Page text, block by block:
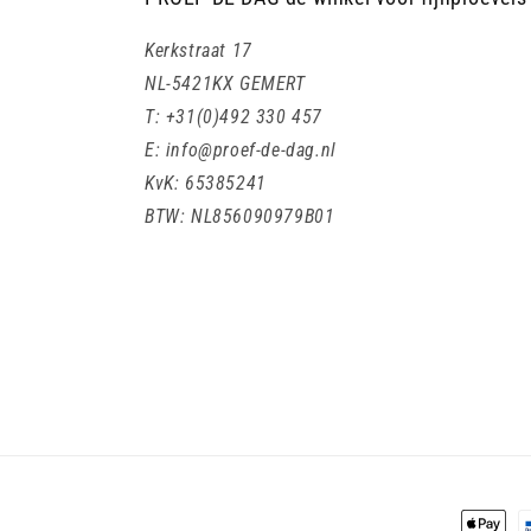
Kerkstraat 17
NL-5421KX GEMERT
T: +31(0)492 330 457
E: info@proef-de-dag.nl
KvK: 65385241
BTW: NL856090979B01